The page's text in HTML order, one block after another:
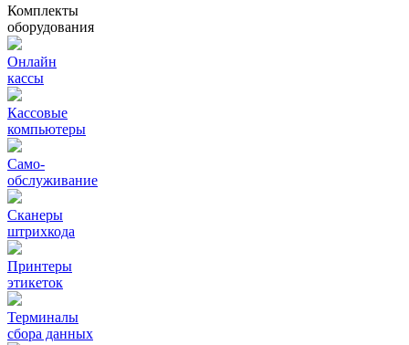
Комплекты
оборудования
Онлайн
кассы
Кассовые
компьютеры
Само-
обслуживание
Сканеры
штрихкода
Принтеры
этикеток
Терминалы
сбора данных